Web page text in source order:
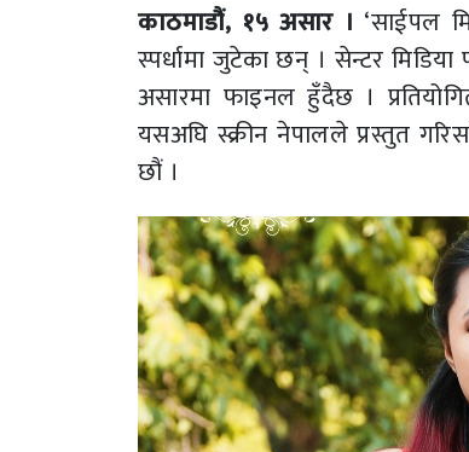
काठमाडौं, १५ असार । ‘साईपल
स्पर्धामा जुटेका छन् । सेन्टर
असारमा फाइनल हुँदैछ ।
यसअघि स्क्रीन नेपालले प्रस्तुत
छौं ।